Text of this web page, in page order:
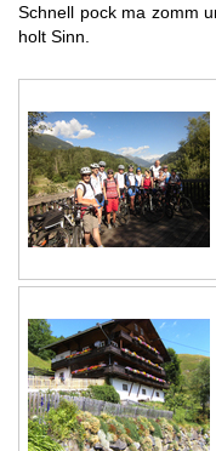
Schnell pock ma zomm
holt Sinn.